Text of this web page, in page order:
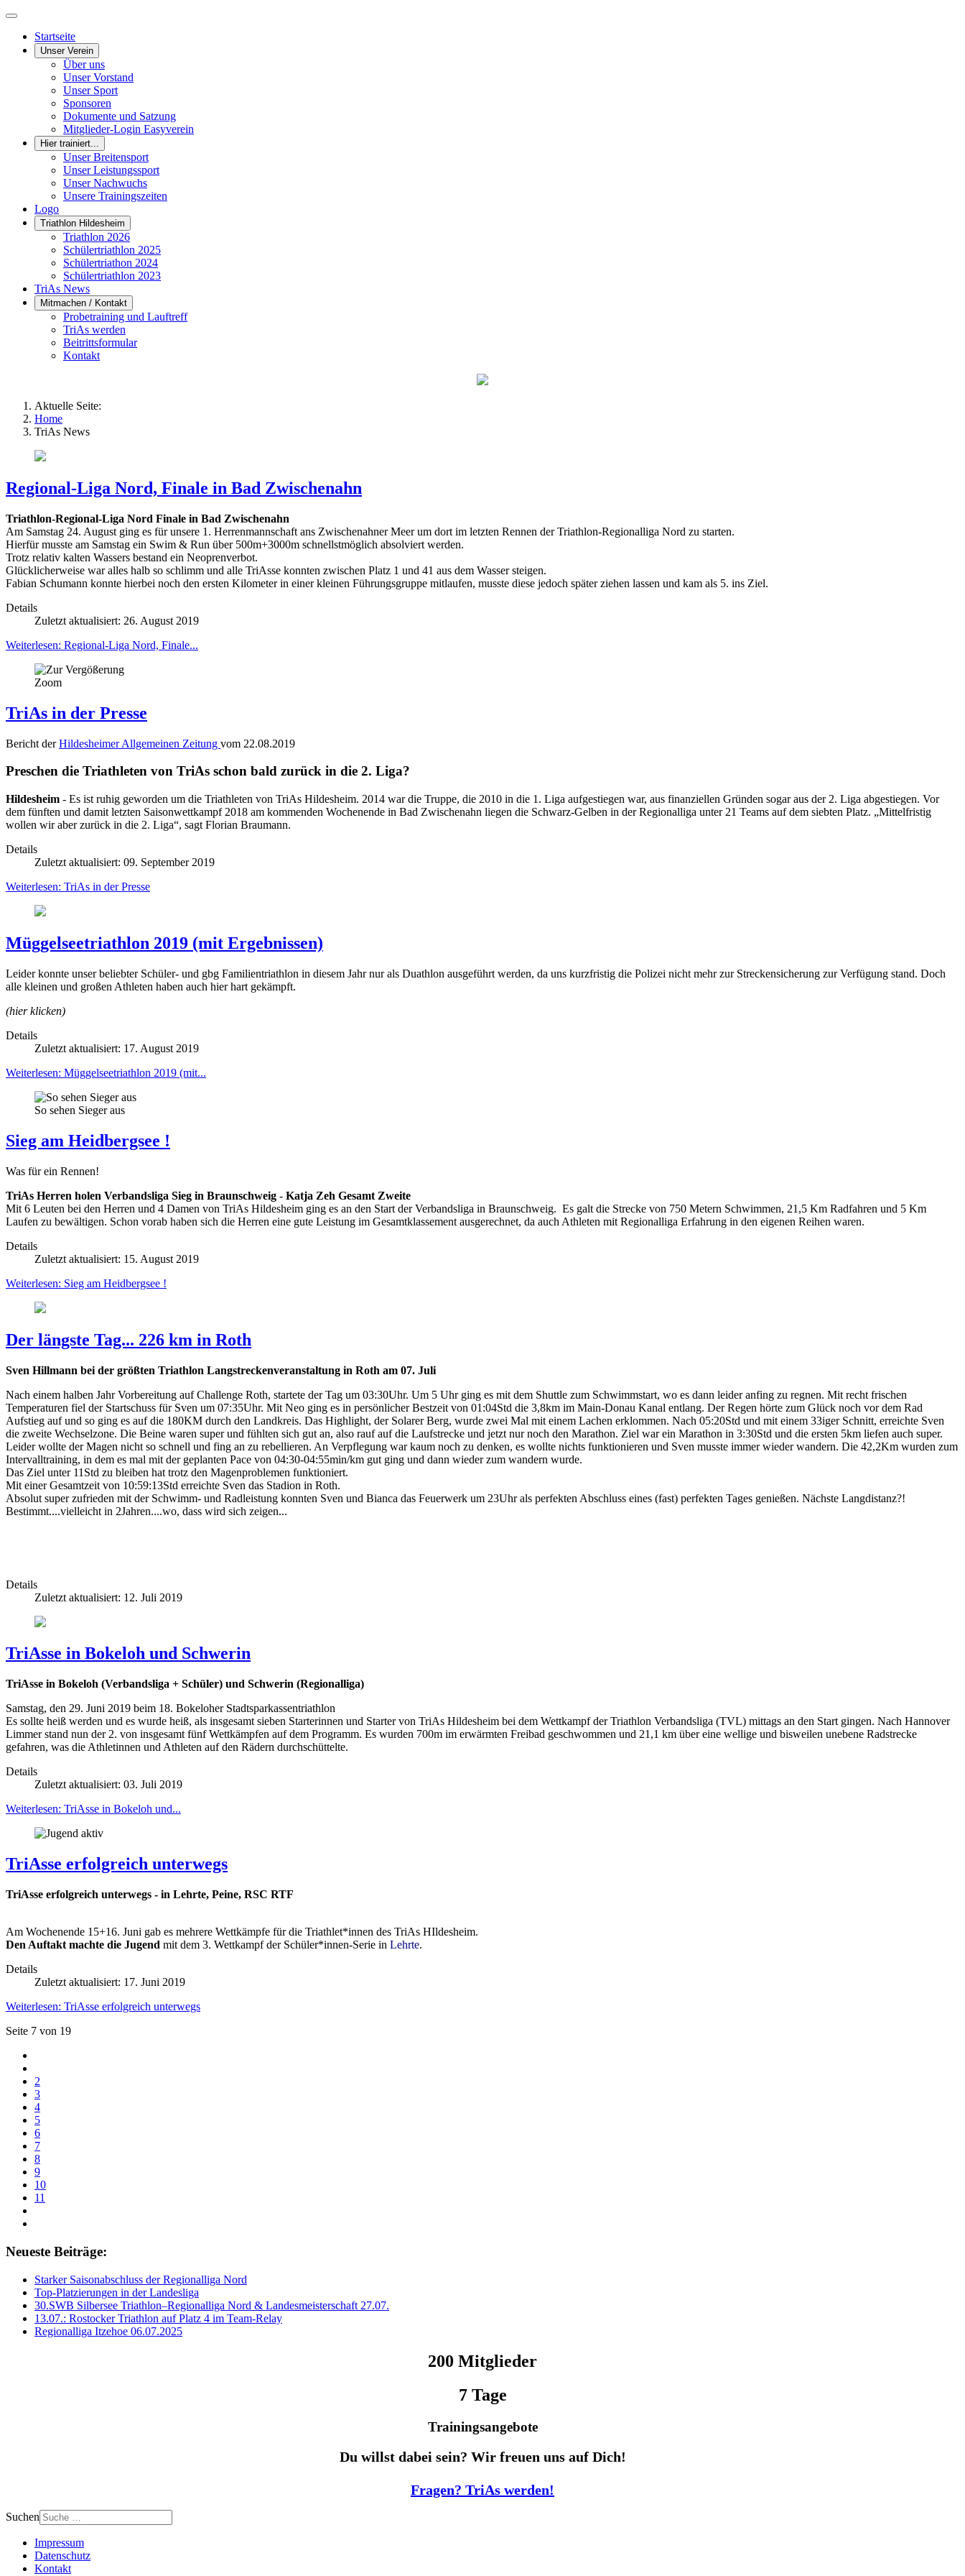
Startseite
Unser Verein
Über uns
Unser Vorstand
Unser Sport
Sponsoren
Dokumente und Satzung
Mitglieder-Login Easyverein
Hier trainiert...
Unser Breitensport
Unser Leistungssport
Unser Nachwuchs
Unsere Trainingszeiten
Logo
Triathlon Hildesheim
Triathlon 2026
Schülertriathlon 2025
Schülertriathon 2024
Schülertriathlon 2023
TriAs News
Mitmachen / Kontakt
Probetraining und Lauftreff
TriAs werden
Beitrittsformular
Kontakt
Aktuelle Seite:
Home
TriAs News
Regional-Liga Nord, Finale in Bad Zwischenahn
Triathlon-Regional-Liga Nord Finale in Bad Zwischenahn
Am Samstag 24. August ging es für unsere 1. Herrenmannschaft ans Zwischenahner Meer um dort im letzten Rennen der Triathlon-Regionalliga Nord zu starten.
Hierfür musste am Samstag ein Swim & Run über 500m+3000m schnellstmöglich absolviert werden.
Trotz relativ kalten Wassers bestand ein Neoprenverbot.
Glücklicherweise war alles halb so schlimm und alle TriAsse konnten zwischen Platz 1 und 41 aus dem Wasser steigen.
Fabian Schumann konnte hierbei noch den ersten Kilometer in einer kleinen Führungsgruppe mitlaufen, musste diese jedoch später ziehen lassen und kam als 5. ins Ziel.
Details
Zuletzt aktualisiert: 26. August 2019
Weiterlesen: Regional-Liga Nord, Finale...
Zoom
TriAs in der Presse
Bericht derHildesheimer Allgemeinen Zeitung vom 22.08.2019
Preschen die Triathleten von TriAs schon bald zurück in die 2. Liga?
Hildesheim - Es ist ruhig geworden um die Triathleten von TriAs Hildesheim. 2014 war die Truppe, die 2010 in die 1. Liga aufgestiegen war, aus finanziellen Gründen sogar aus der 2. Liga abgestiegen. Vor
dem fünften und damit letzten Saisonwettkampf 2018 am kommenden Wochenende in Bad Zwischenahn liegen die Schwarz-Gelben in der Regionalliga unter 21 Teams auf dem siebten Platz. „Mittelfristig
wollen wir aber zurück in die 2. Liga“, sagt Florian Braumann.
Details
Zuletzt aktualisiert: 09. September 2019
Weiterlesen: TriAs in der Presse
Müggelseetriathlon 2019 (mit Ergebnissen)
Leider konnte unser beliebter Schüler- und gbg Familientriathlon in diesem Jahr nur als Duathlon ausgeführt werden, da uns kurzfristig die Polizei nicht mehr zur Streckensicherung zur Verfügung stand. Doch
alle kleinen und großen Athleten haben auch hier hart gekämpft.
(hier klicken)
Details
Zuletzt aktualisiert: 17. August 2019
Weiterlesen: Müggelseetriathlon 2019 (mit...
So sehen Sieger aus
Sieg am Heidbergsee !
Was für ein Rennen!
TriAs Herren holen Verbandsliga Sieg in Braunschweig - Katja Zeh Gesamt Zweite
Mit 6 Leuten bei den Herren und 4 Damen von TriAs Hildesheim ging es an den Start der Verbandsliga in Braunschweig. Es galt die Strecke von 750 Metern Schwimmen, 21,5 Km Radfahren und 5 Km
Laufen zu bewältigen. Schon vorab haben sich die Herren eine gute Leistung im Gesamtklassement ausgerechnet, da auch Athleten mit Regionalliga Erfahrung in den eigenen Reihen waren.
Details
Zuletzt aktualisiert: 15. August 2019
Weiterlesen: Sieg am Heidbergsee !
Der längste Tag... 226 km in Roth
Sven Hillmann bei der größten Triathlon Langstreckenveranstaltung in Roth am 07. Juli
Nach einem halben Jahr Vorbereitung auf Challenge Roth, startete der Tag um 03:30Uhr. Um 5 Uhr ging es mit dem Shuttle zum Schwimmstart, wo es dann leider anfing zu regnen. Mit recht frischen
Temperaturen fiel der Startschuss für Sven um 07:35Uhr. Mit Neo ging es in persönlicher Bestzeit von 01:04Std die 3,8km im Main-Donau Kanal entlang. Der Regen hörte zum Glück noch vor dem Rad
Aufstieg auf und so ging es auf die 180KM durch den Landkreis. Das Highlight, der Solarer Berg, wurde zwei Mal mit einem Lachen erklommen. Nach 05:20Std und mit einem 33iger Schnitt, erreichte Sven
die zweite Wechselzone. Die Beine waren super und fühlten sich gut an, also rauf auf die Laufstrecke und jetzt nur noch den Marathon. Ziel war ein Marathon in 3:30Std und die ersten 5km liefen auch super.
Leider wollte der Magen nicht so schnell und fing an zu rebellieren. An Verpflegung war kaum noch zu denken, es wollte nichts funktionieren und Sven musste immer wieder wandern. Die 42,2Km wurden zum
Intervalltraining, in dem es mal mit der geplanten Pace von 04:30-04:55min/km gut ging und dann wieder zum wandern wurde.
Das Ziel unter 11Std zu bleiben hat trotz den Magenproblemen funktioniert.
Mit einer Gesamtzeit von 10:59:13Std erreichte Sven das Stadion in Roth.
Absolut super zufrieden mit der Schwimm- und Radleistung konnten Sven und Bianca das Feuerwerk um 23Uhr als perfekten Abschluss eines (fast) perfekten Tages genießen. Nächste Langdistanz?!
Bestimmt....vielleicht in 2Jahren....wo, dass wird sich zeigen...
Details
Zuletzt aktualisiert: 12. Juli 2019
TriAsse in Bokeloh und Schwerin
TriAsse in Bokeloh (Verbandsliga + Schüler) und Schwerin (Regionalliga)
Samstag, den 29. Juni 2019 beim 18. Bokeloher Stadtsparkassentriathlon
Es sollte heiß werden und es wurde heiß, als insgesamt sieben Starterinnen und Starter von TriAs Hildesheim bei dem Wettkampf der Triathlon Verbandsliga (TVL) mittags an den Start gingen. Nach Hannover
Limmer stand nun der 2. von insgesamt fünf Wettkämpfen auf dem Programm. Es wurden 700m im erwärmten Freibad geschwommen und 21,1 km über eine wellige und bisweilen unebene Radstrecke
gefahren, was die Athletinnen und Athleten auf den Rädern durchschüttelte.
Details
Zuletzt aktualisiert: 03. Juli 2019
Weiterlesen: TriAsse in Bokeloh und...
TriAsse erfolgreich unterwegs
TriAsse erfolgreich unterwegs - in Lehrte, Peine, RSC RTF
Am Wochenende 15+16. Juni gab es mehrere Wettkämpfe für die Triathlet*innen des TriAs HIldesheim.
Den Auftakt machte die Jugend mit dem 3. Wettkampf der Schüler*innen-Serie in Lehrte.
Details
Zuletzt aktualisiert: 17. Juni 2019
Weiterlesen: TriAsse erfolgreich unterwegs
Seite 7 von 19
2
3
4
5
6
7
8
9
10
11
Neueste Beiträge:
Starker Saisonabschluss der Regionalliga Nord
Top-Platzierungen in der Landesliga
30.‍SWB‍ Silbersee‍ Triathlon‍–‍Regionalliga‍ Nord‍ &‍ Landesmeisterschaft 27.07.
13.07.: Rostocker Triathlon auf Platz 4 im Team-Relay
Regionalliga Itzehoe 06.07.2025
200 Mitglieder
7 Tage
Trainingsangebote
Du willst dabei sein? Wir freuen uns auf Dich!
Fragen? TriAs werden!
Suchen
Impressum
Datenschutz
Kontakt